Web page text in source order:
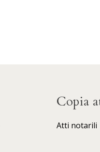
Copia
Atti notarili